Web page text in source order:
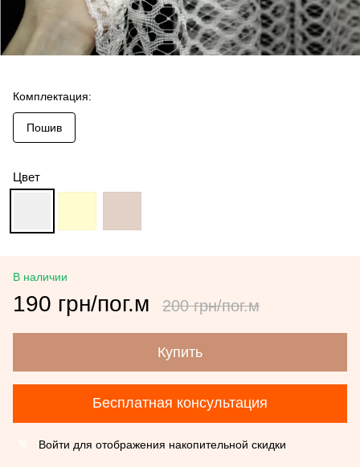
Комплектация:
Пошив
Цвет
В наличии
190 грн/пог.м 200 грн/пог.м
Купить
Бесплатная консультация
Войти для отображения накопительной скидки